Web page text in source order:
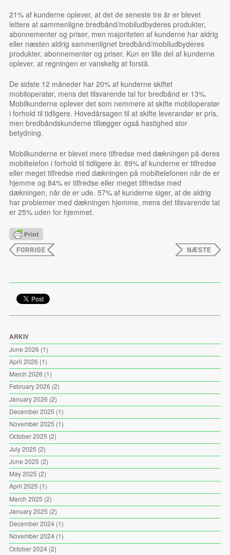
21% af kunderne oplever, at det de seneste tre år er blevet
lettere at sammenligne bredbånd/mobiludbyderes produkter,
abonnementer og priser, men majoriteten af kunderne har aldrig
eller næsten aldrig sammenlignet bredbånd/mobiludbyderes
produkter, abonnementer og priser. Kun en lille del af kunderne
oplever, at regningen er vanskelig at forstå.
De sidste 12 måneder har 20% af kunderne skiftet
mobiloperatør, mens det tilsvarende tal for bredbånd er 13%.
Mobilkunderne oplever det som nemmere at skifte mobiloperatør
i forhold til tidligere. Hovedårsagen til at skifte leverandør er pris,
men bredbåndskunderne tillægger også hastighed stor
betydning.
Mobilkunderne er blevet mere tilfredse med dækningen på deres
mobiltelefon i forhold til tidligere år. 89% af kunderne er tilfredse
eller meget tilfredse med dækningen på mobiltelefonen når de er
hjemme og 84% er tilfredse eller meget tilfredse med
dækningen, når de er ude. 57% af kunderne siger, at de aldrig
har problemer med dækningen hjemme, mens det tilsvarende tal
er 25% uden for hjemmet.
ARKIV
June 2026 (1)
April 2026 (1)
March 2026 (1)
February 2026 (2)
January 2026 (2)
December 2025 (1)
November 2025 (1)
October 2025 (2)
July 2025 (2)
June 2025 (2)
May 2025 (2)
April 2025 (1)
March 2025 (2)
January 2025 (2)
December 2024(1)
November 2024(1)
October 2024(2)